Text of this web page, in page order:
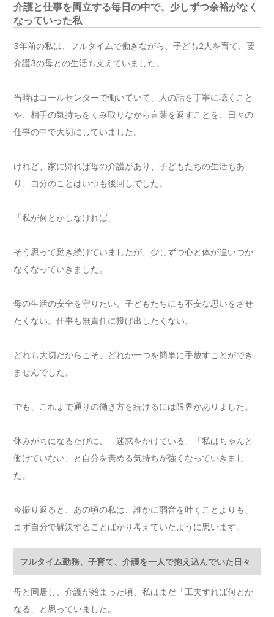
介護と仕事を両立する毎日の中で、少しずつ余裕がなく
なっていった私
3年前の私は、フルタイムで働きながら、子ども2人を育て、要
介護3の母との生活も支えていました。
当時はコールセンターで働いていて、人の話を丁寧に聴くこと
や、相手の気持ちをくみ取りながら言葉を返すことを、日々の
仕事の中で大切にしていました。
けれど、家に帰れば母の介護があり、子どもたちの生活もあ
り、自分のことはいつも後回しでした。
「私が何とかしなければ」
そう思って動き続けていましたが、少しずつ心と体が追いつか
なくなっていきました。
母の生活の安全を守りたい。子どもたちにも不安な思いをさせ
たくない。仕事も無責任に投げ出したくない。
どれも大切だからこそ、どれか一つを簡単に手放すことができ
ませんでした。
でも、これまで通りの働き方を続けるには限界がありました。
休みがちになるたびに、「迷惑をかけている」「私はちゃんと
働けていない」と自分を責める気持ちが強くなっていきまし
た。
今振り返ると、あの頃の私は、誰かに弱音を吐くことよりも、
まず自分で解決することばかり考えていたように思います。
フルタイム勤務、子育て、介護を一人で抱え込んでいた日々
母と同居し、介護が始まった頃、私はまだ「工夫すれば何とか
なる」と思っていました。